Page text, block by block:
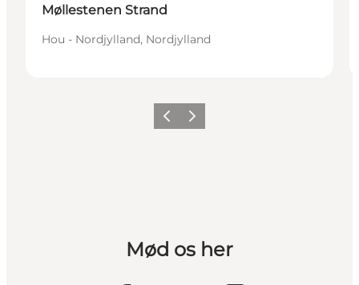
Møllestenen Strand
Hou - Nordjylland, Nordjylland
ForrigeNæste
Mød os her